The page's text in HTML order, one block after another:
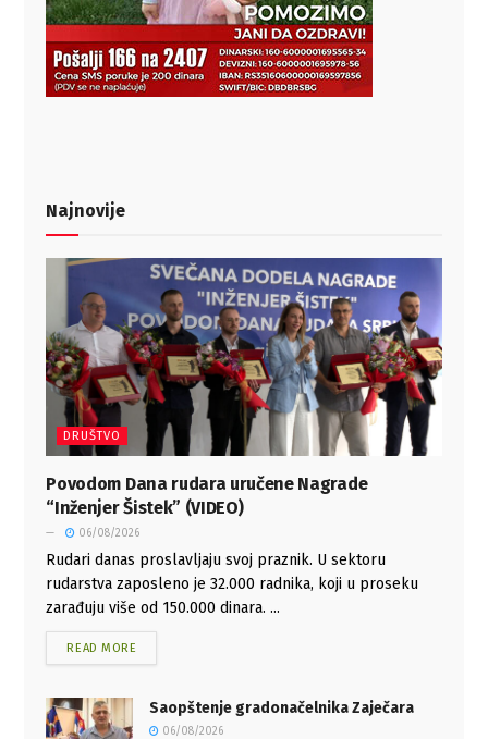
Najnovije
DRUŠTVO
Povodom Dana rudara uručene Nagrade
“Inženjer Šistek” (VIDEO)
06/08/2026
Rudari danas proslavljaju svoj praznik. U sektoru
rudarstva zaposleno je 32.000 radnika, koji u proseku
zarađuju više od 150.000 dinara. ...
READ MORE
Saopštenje gradonačelnika Zaječara
06/08/2026